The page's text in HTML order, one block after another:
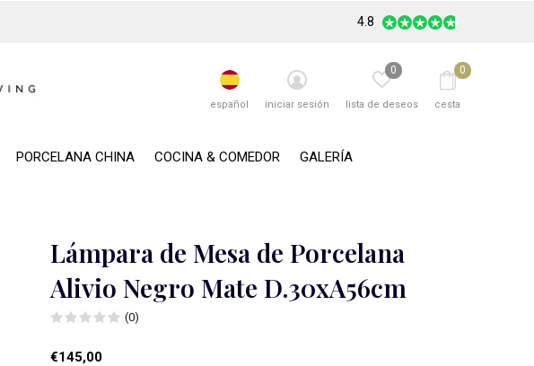
PORCELANA CHINA COCINA & COMEDOR GALERÍA
español iniciar sesión lista de deseos
0
cesta
0
4.8
Lámpara de Mesa de Porcelana
Alivio Negro Mate D.30xA56cm
(0)
€145,00